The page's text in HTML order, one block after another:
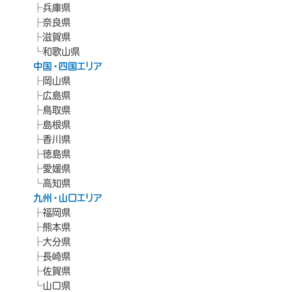
兵庫県
奈良県
滋賀県
和歌山県
中国・四国エリア
岡山県
広島県
鳥取県
島根県
香川県
徳島県
愛媛県
高知県
九州・山口エリア
福岡県
熊本県
大分県
長崎県
佐賀県
山口県